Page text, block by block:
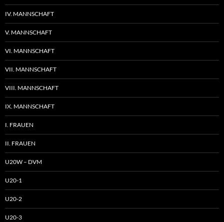
IV. MANNSCHAFT
V. MANNSCHAFT
VI. MANNSCHAFT
VII. MANNSCHAFT
VIII. MANNSCHAFT
IX. MANNSCHAFT
I. FRAUEN
II. FRAUEN
U20W – DVM
U20-1
U20-2
U20-3